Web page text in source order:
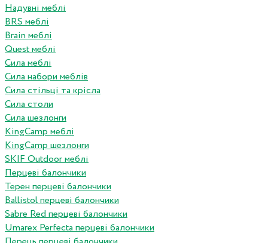
Надувні меблі
BRS меблі
Brain меблі
Quest меблі
Сила меблі
Сила набори меблів
Сила стільці та крісла
Сила столи
Сила шезлонги
KingCamp меблі
KingCamp шезлонги
SKIF Outdoor меблі
Перцеві балончики
Терен перцеві балончики
Ballistol перцеві балончики
Sabre Red перцеві балончики
Umarex Perfecta перцеві балончики